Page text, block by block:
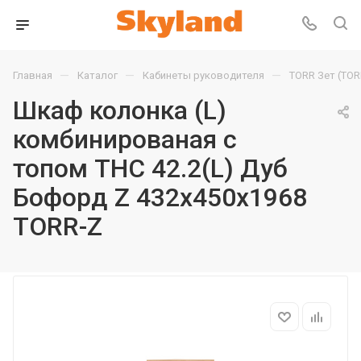
Главная — Каталог — Кабинеты руководителя — TORR Зет
Шкаф колонка (L)
комбинированая с
топом THC 42.2(L) Дуб
Бофорд Z 432х450х1968
TORR-Z